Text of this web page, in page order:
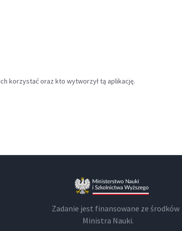
korzystać oraz kto wytworzył tą aplikację.
Zadanie jest finansowane ze środków
Ministra Nauki.